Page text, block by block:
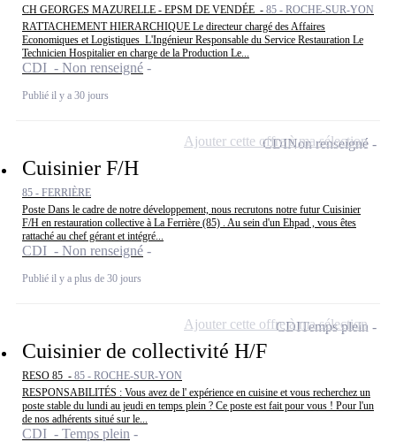
CH GEORGES MAZURELLE - EPSM DE VENDÉE - 85 - ROCHE-SUR-YON
RATTACHEMENT HIERARCHIQUE Le directeur chargé des Affaires
Economiques et Logistiques L'Ingénieur Responsable du Service Restauration Le
Technicien Hospitalier en charge de la Production Le...
CDI - Non renseigné
Publié il y a 30 jours
Cuisinier F/H
85 - FERRIÈRE
Poste Dans le cadre de notre développement, nous recrutons notre futur Cuisinier
F/H en restauration collective à La Ferrière (85) . Au sein d'un Ehpad , vous êtes
rattaché au chef gérant et intégré...
CDI - Non renseigné
Publié il y a plus de 30 jours
CDINon renseigné
Ajouter cette offre à ma sélection
Cuisinier de collectivité H/F
RESO 85 - 85 - ROCHE-SUR-YON
RESPONSABILITÉS : Vous avez de l' expérience en cuisine et vous recherchez un
poste stable du lundi au jeudi en temps plein ? Ce poste est fait pour vous ! Pour l'un
de nos adhérents situé sur le...
CDI - Temps plein
CDITemps plein
Ajouter cette offre à ma sélection